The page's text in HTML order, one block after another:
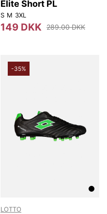
Elite Short PL
S M 3XL
149 DKK 289.00 DKK
-35%
LOTTO